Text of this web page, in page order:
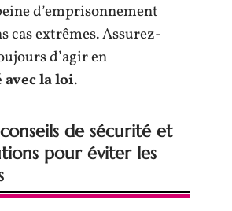
d’emprisonnement
cas extrêmes. Assurez-
d’agir en
la loi.
de sécurité et
pour éviter les